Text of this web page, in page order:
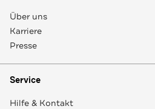
Über uns
Karriere
Presse
Service
Hilfe & Kontakt